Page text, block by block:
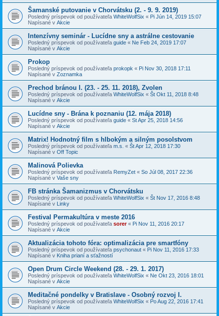
Šamanské putovanie v Chorvátsku (2. - 9. 9. 2019)
Posledný príspevok od používateľa WhiteWolfSix « Pi Jún 14, 2019 15:07
Napísané v Akcie
Intenzívny seminár - Lucídne sny a astrálne cestovanie
Posledný príspevok od používateľa guide « Ne Feb 24, 2019 17:07
Napísané v Akcie
Prokop
Posledný príspevok od používateľa prokopk « Pi Nov 30, 2018 17:11
Napísané v Zoznamka
Prechod bránou I. (23. - 25. 11. 2018), Zvolen
Posledný príspevok od používateľa WhiteWolfSix « Št Okt 11, 2018 8:48
Napísané v Akcie
Lucídne sny - Brána k poznaniu (12. mája 2018)
Posledný príspevok od používateľa guide « St Apr 25, 2018 14:56
Napísané v Akcie
Matrix! Hodnotný film s hlbokým a silným posolstvom
Posledný príspevok od používateľa m.s. « Št Apr 12, 2018 17:30
Napísané v Off Topic
Malinová Polievka
Posledný príspevok od používateľa RemyZet « So Júl 08, 2017 22:36
Napísané v Vaše sny
FB stránka Šamanizmus v Chorvátsku
Posledný príspevok od používateľa WhiteWolfSix « Št Nov 17, 2016 8:48
Napísané v Linky
Festival Permakultúra v meste 2016
Posledný príspevok od používateľa sorer« Pi Nov 11, 2016 20:17
Napísané v Akcie
Aktualizácia tohoto fóra: optimalizácia pre smartfóny
Posledný príspevok od používateľa psychonaut « Pi Nov 11, 2016 17:33
Napísané v Kniha prianí a sťažností
Open Drum Circle Weekend (28. - 29. 1. 2017)
Posledný príspevok od používateľa WhiteWolfSix « Ne Okt 23, 2016 18:01
Napísané v Akcie
Meditačné pondelky v Bratislave - Osobný rozvoj I.
Posledný príspevok od používateľa WhiteWolfSix « Po Aug 22, 2016 17:41
Napísané v Akcie